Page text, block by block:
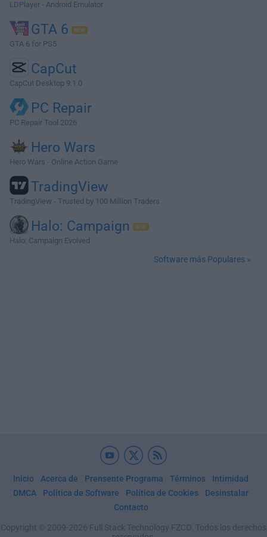
LDPlayer - Android Emulator
GTA 6
GTA 6 for PS5
CapCut
CapCut Desktop 9.1.0
PC Repair
PC Repair Tool 2026
Hero Wars
Hero Wars - Online Action Game
TradingView
TradingView - Trusted by 100 Million Traders
Halo: Campaign
Halo: Campaign Evolved
Software más Populares »
Inicio Acerca de Prensente Programa Términos
Intimidad
DMCA
Política de Software Política de Cookies
Desinstalar
Contacto
Copyright © 2009-2026 Full Stack Technology FZCO. Todos los derechos